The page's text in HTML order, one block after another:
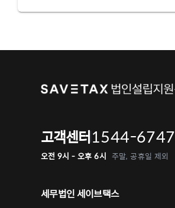
고객센터1544-6747
오전 9시 - 오후 6시 주말, 공휴일 제외
세무법인 세이브택스